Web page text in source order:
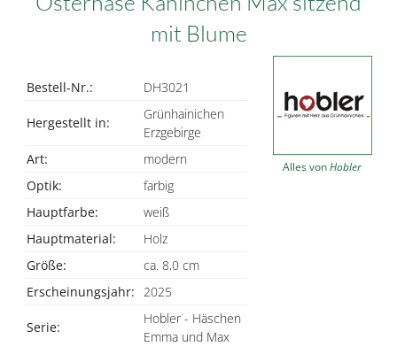
mit Blume
Bestell-Nr.: DH3021
Hergestellt in:
Grünhainichen
Erzgebirge
Art:
modern
Optik:
farbig
Hauptfarbe:
weiß
Hauptmaterial:
Holz
Größe:
ca. 8,0 cm
Erscheinungsjahr: 2025
Serie:
Hobler - Häschen
Emma und Max
Alles vonHobler